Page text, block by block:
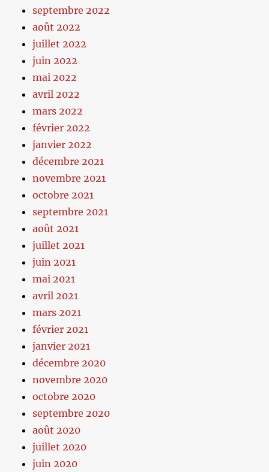
septembre 2022
août 2022
juillet 2022
juin 2022
mai 2022
avril 2022
mars 2022
février 2022
janvier 2022
décembre 2021
novembre 2021
octobre 2021
septembre 2021
août 2021
juillet 2021
juin 2021
mai 2021
avril 2021
mars 2021
février 2021
janvier 2021
décembre 2020
novembre 2020
octobre 2020
septembre 2020
août 2020
juillet 2020
juin 2020